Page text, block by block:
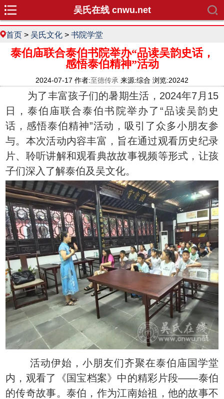
吴氏在线 cnwu.net
首页 > 吴氏文化 > 书院学堂
泰伯庙联合泰伯书院举办“品读吴韵史话，
感悟泰伯精神”活动
2024-07-17 作者:至德传承 来源:综合 浏览:20242
为了丰富孩子们的暑期生活，2024年7月15
日，泰伯庙联合泰伯书院举办了“品读吴韵史
话，感悟泰伯精神”活动，吸引了众多小朋友参
与。本次活动内容丰富，旨在通过观看历史纪录
片、聆听讲解和观看典故故事视频等形式，让孩
子们深入了解泰伯及吴文化。
活动伊始，小朋友们齐聚在泰伯庙国学堂
内，观看了《国宝档案》中的精彩片段——泰伯
的传奇故事。泰伯，作为江南始祖，他的故事不